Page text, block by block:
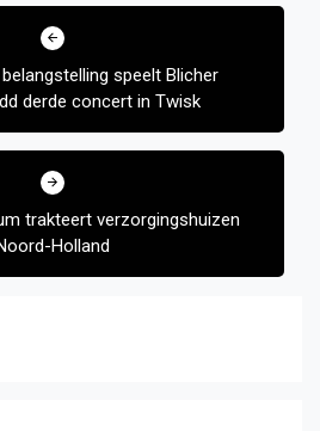
speelt Blicher
derde concert in Twisk
trakteert verzorgingshuizen
Holland